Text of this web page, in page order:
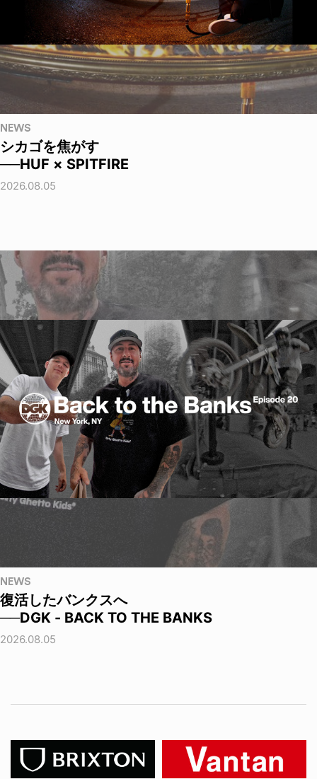
NEWS
シカゴを焦がす
──HUF × SPITFIRE
2026.08.05
NEWS
復活したバンクスへ
──DGK - BACK TO THE BANKS
2026.08.05